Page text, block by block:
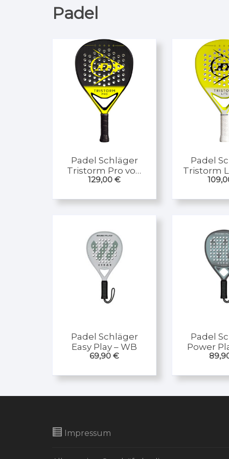
Padel
Padel Schläger
Tristorm Pro von
Dunlop
129,00 €
Padel
Tristorm
Padel Schläger
Easy Play – WB
69,90 €
Padel
Power
Impressum